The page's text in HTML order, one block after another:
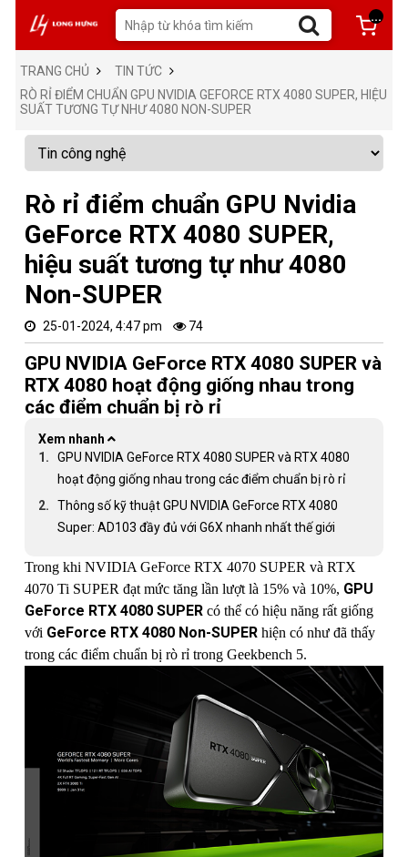
...
TRANG CHỦ
TIN TỨC
RÒ RỈ ĐIỂM CHUẨN GPU NVIDIA GEFORCE RTX 4080 SUPER, HIỆU
SUẤT TƯƠNG TỰ NHƯ 4080 NON-SUPER
Rò rỉ điểm chuẩn GPU Nvidia
GeForce RTX 4080 SUPER,
hiệu suất tương tự như 4080
Non-SUPER
25-01-2024, 4:47 pm 74
GPU NVIDIA GeForce RTX 4080 SUPER và
RTX 4080 hoạt động giống nhau trong
các điểm chuẩn bị rò rỉ
Xem nhanh
GPU NVIDIA GeForce RTX 4080 SUPER và RTX 4080
hoạt động giống nhau trong các điểm chuẩn bị rò rỉ
Thông số kỹ thuật GPU NVIDIA GeForce RTX 4080
Super: AD103 đầy đủ với G6X nhanh nhất thế giới
Trong khi NVIDIA GeForce RTX 4070 SUPER và RTX
4070 Ti SUPER đạt mức tăng lần lượt là 15% và 10%, GPU
GeForce RTX 4080 SUPER có thể có hiệu năng rất giống
với GeForce RTX 4080 Non-SUPER hiện có như đã thấy
trong các điểm chuẩn bị rò rỉ trong Geekbench 5.